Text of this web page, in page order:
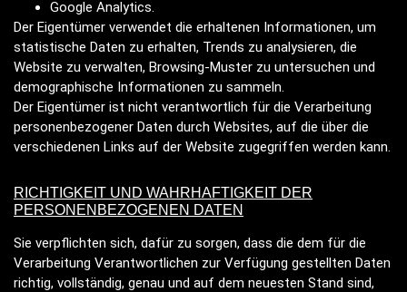
Google Analytics.
Der Eigentümer verwendet die erhaltenen Informationen, um
statistische Daten zu erhalten, Trends zu analysieren, die
Website zu verwalten, Browsing-Muster zu untersuchen und
demographische Informationen zu sammeln.
Der Eigentümer ist nicht verantwortlich für die Verarbeitung
personenbezogener Daten durch Websites, auf die über die
verschiedenen Links auf der Website zugegriffen werden kann.
RICHTIGKEIT UND WAHRHAFTIGKEIT DER
PERSONENBEZOGENEN DATEN
Sie verpflichten sich, dafür zu sorgen, dass die dem für die
Verarbeitung Verantwortlichen zur Verfügung gestellten Daten
richtig, vollständig, genau und auf dem neuesten Stand sind,